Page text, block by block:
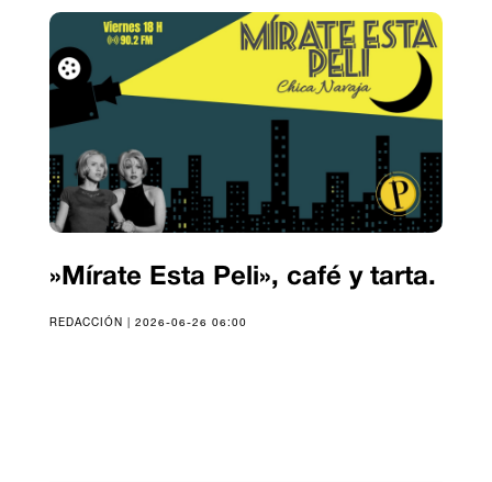
»Mírate Esta Peli», café y tarta.
REDACCIÓN | 2026-06-26 06:00